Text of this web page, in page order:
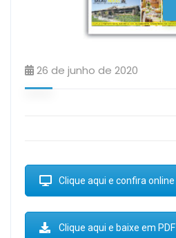
26 de junho de 2020
Clique aqui e confira online
Clique aqui e baixe em PDF